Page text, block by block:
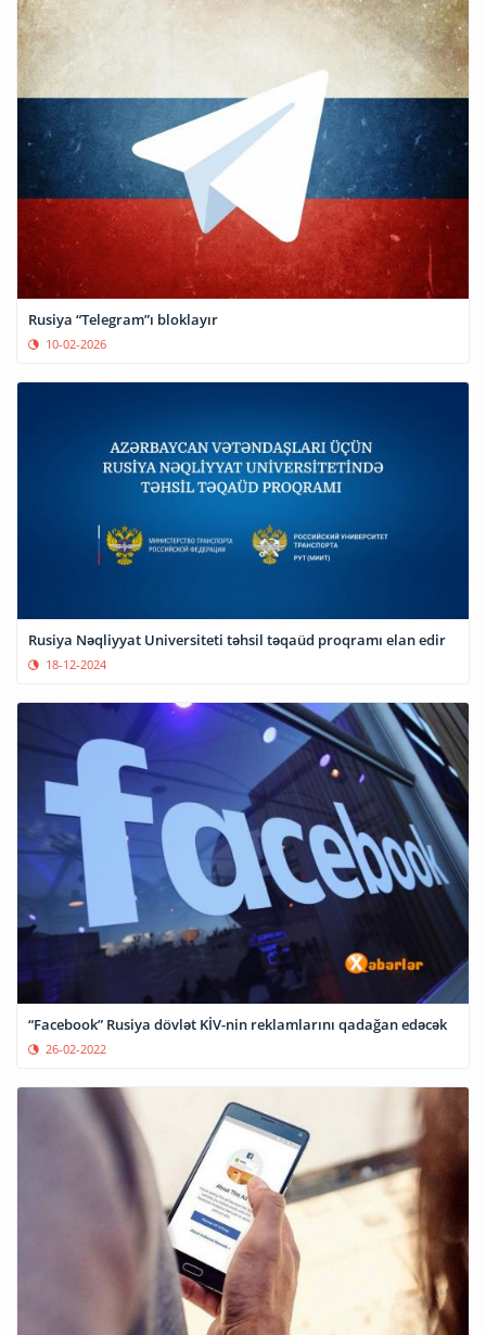
Rusiya “Telegram”ı bloklayır
10-02-2026
Rusiya Nəqliyyat Universiteti təhsil təqaüd proqramı elan edir
18-12-2024
“Facebook” Rusiya dövlət KİV-nin reklamlarını qadağan edəcək
26-02-2022